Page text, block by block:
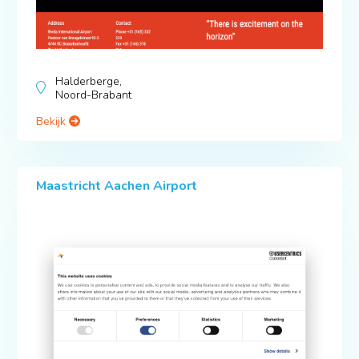
Halderberge,
Noord-Brabant
Bekijk
Maastricht Aachen Airport